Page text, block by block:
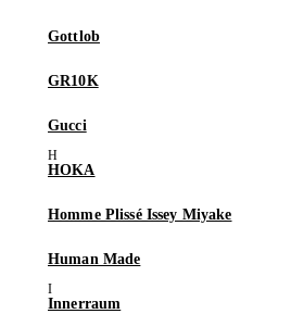
Gottlob
GR10K
Gucci
HOKA
Homme Plissé Issey Miyake
Human Made
Innerraum